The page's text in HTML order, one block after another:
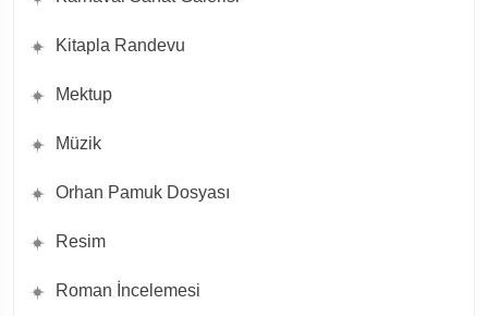
Kitapla Randevu
Mektup
Müzik
Orhan Pamuk Dosyası
Resim
Roman İncelemesi